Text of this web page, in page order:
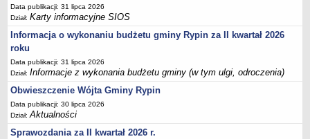
Prawo miejscowe
Zarządzenia
Studium uwarunkowań i kierunków zagospodarowania
przestrzennego
Dane przestrzenne - MPZP
Stałe obwody głosowania, numery, granice oraz siedziby
obwodowych komisji wyborczych, opis granic okręgów wyborczych
Plan ogólny gminy Rypin
Data publikacji: 31 lipca 2026
Dział:Karty informacyjne SIOS
Informacja o wykonaniu budżetu gminy Rypin za II kwartał 2026
roku
Data publikacji: 31 lipca 2026
Dział:Informacje z wykonania budżetu gminy (w tym ulgi, odroczenia)
Obwieszczenie Wójta Gminy Rypin
Data publikacji: 30 lipca 2026
Dział:Aktualności
Sprawozdania za II kwartał 2026 r.